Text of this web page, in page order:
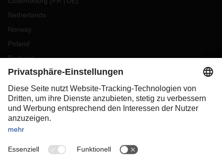
Netherlands
Norway
Poland
Portugal
Romania
Slovakia
Spain
Sweden
Switzerland